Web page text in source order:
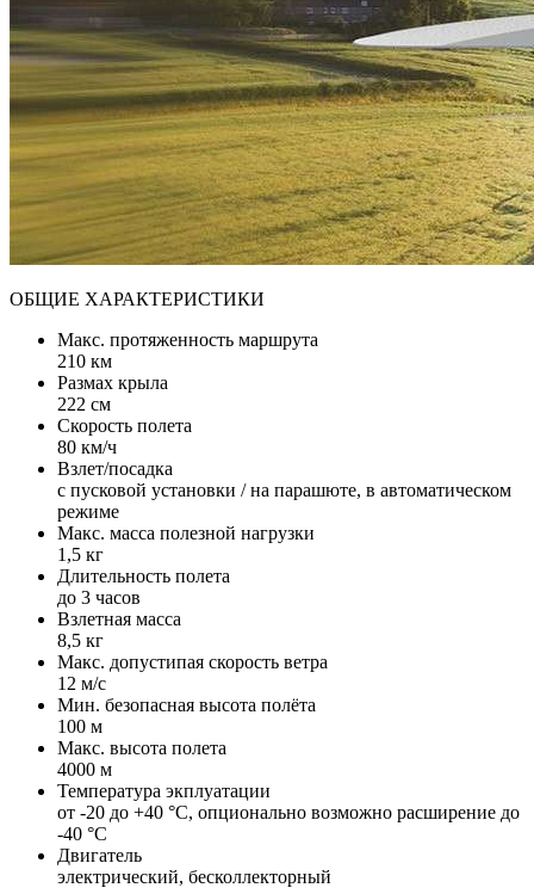
ОБЩИЕ ХАРАКТЕРИСТИКИ
Макс. протяженность маршрута
210 км
Размах крыла
222 см
Скорость полета
80 км/ч
Взлет/посадка
с пусковой установки / на парашюте, в автоматическом
режиме
Макс. масса полезной нагрузки
1,5 кг
Длительность полета
до 3 часов
Взлетная масса
8,5 кг
Макс. допустипая скорость ветра
12 м/с
Мин. безопасная высота полёта
100 м
Макс. высота полета
4000 м
Температура экплуатации
от -20 до +40 °С, опционально возможно расширение до
-40 °С
Двигатель
электрический, бесколлекторный